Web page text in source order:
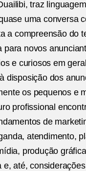
traz
uma conversa
a compreensão do
para novos
e curiosos em
disposição dos
os pequenos e
profissional
de
atendimento,
produção
e, até,